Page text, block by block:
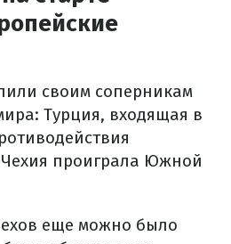
своим соперникам
Турция, входящая в
проиграла Южной
еще можно было